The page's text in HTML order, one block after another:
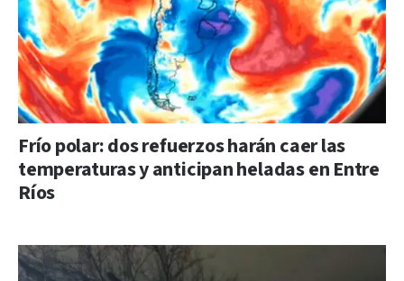
Frío polar: dos refuerzos harán caer las
temperaturas y anticipan heladas en Entre
Ríos